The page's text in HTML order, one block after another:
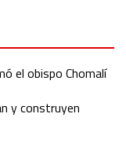
el obispo Chomalí
y construyen
requested